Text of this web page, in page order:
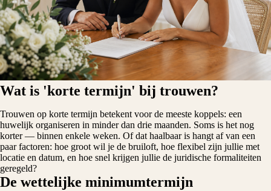
Wat is 'korte termijn' bij trouwen?
Trouwen op korte termijn betekent voor de meeste koppels: een
huwelijk organiseren in minder dan drie maanden. Soms is het nog
korter — binnen enkele weken. Of dat haalbaar is hangt af van een
paar factoren: hoe groot wil je de bruiloft, hoe flexibel zijn jullie met
locatie en datum, en hoe snel krijgen jullie de juridische formaliteiten
geregeld?
De wettelijke minimumtermijn